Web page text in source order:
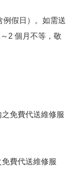
例假日）。如需送
2 個月不等，敬
免費代送維修服
費代送維修服